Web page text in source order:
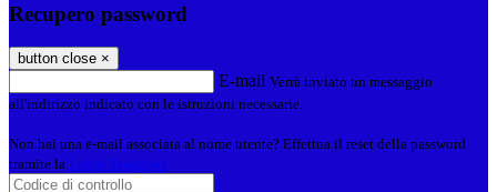
Recupero password
button close ×
E-mail Verrà inviato un messaggio
all'indirizzo indicato con le istruzioni necessarie.
Non hai una e-mail associata al nome utente? Effettua il reset della password
tramite la Login Spaggiari